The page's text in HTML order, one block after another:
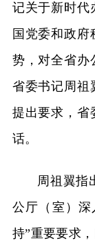
记关于新时代
国党委和政
势，对全省办
省委书记周祖
提出要求，省
话。
周祖翼指
公厅（室）
持”重要要求